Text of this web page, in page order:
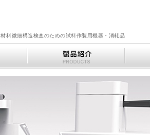
材料微細構造検査のための試料作製用機器・消耗品